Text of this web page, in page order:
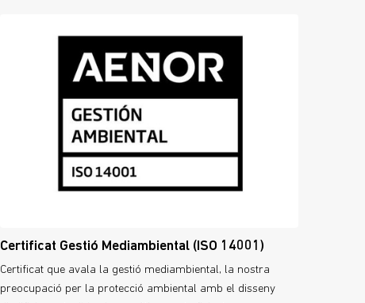
Certificat Gestió Mediambiental (ISO 14001)
Certificat que avala la gestió mediambiental, la nostra
preocupació per la protecció ambiental amb el disseny